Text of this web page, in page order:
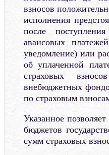
взносов
исполнения
после
авансовых
уведомление) или
об уплаченной
страховых
внебюджетных
по страховым
Указанное
бюджетов
сумм страховых